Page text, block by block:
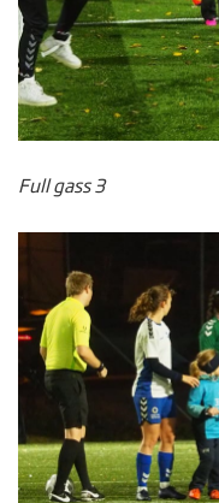
Full gass 3